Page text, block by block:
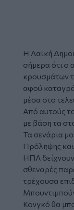
Η Λαϊκή
σήμερα ότι ο
κρουσμάτων
αφού
μέσα στο
Από αυτούς
με βάση τα
Τα σενάρια
Πρόληψης
ΗΠΑ
σθεναρές
τρέχουσα
Κονγκό θα